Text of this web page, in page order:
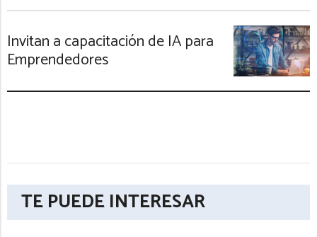
Invitan a capacitación de IA para
Emprendedores
TE PUEDE INTERESAR